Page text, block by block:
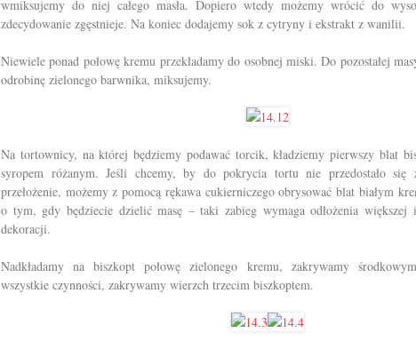
wmiksujemy do niej całego masła. Dopiero wtedy możemy wrócić do
zdecydowanie zgęstnieje. Na koniec dodajemy sok z cytryny i ekstrakt z wanilii.
Niewiele ponad połowę kremu przekładamy do osobnej miski. Do pozostałej
odrobinę zielonego barwnika, miksujemy.
Na tortownicy, na której będziemy podawać torcik, kładziemy pierwszy blat
syropem różanym. Jeśli chcemy, by do pokrycia tortu nie przedostało się
przełożenie, możemy z pomocą rękawa cukierniczego obrysować blat białym
o tym, gdy będziecie dzielić masę – taki zabieg wymaga odłożenia większej
dekoracji.
Nadkładamy na biszkopt połowę zielonego kremu, zakrywamy
wszystkie czynności, zakrywamy wierzch trzecim biszkoptem.